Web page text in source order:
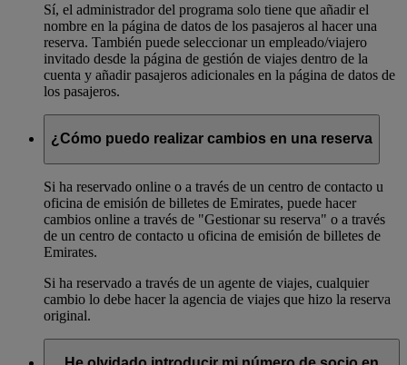
Sí, el administrador del programa solo tiene que añadir el
nombre en la página de datos de los pasajeros al hacer una
reserva. También puede seleccionar un empleado/viajero
invitado desde la página de gestión de viajes dentro de la
cuenta y añadir pasajeros adicionales en la página de datos de
los pasajeros.
¿Cómo puedo realizar cambios en una reserva
Si ha reservado online o a través de un centro de contacto u
oficina de emisión de billetes de Emirates, puede hacer
cambios online a través de "Gestionar su reserva" o a través
de un centro de contacto u oficina de emisión de billetes de
Emirates.
Si ha reservado a través de un agente de viajes, cualquier
cambio lo debe hacer la agencia de viajes que hizo la reserva
original.